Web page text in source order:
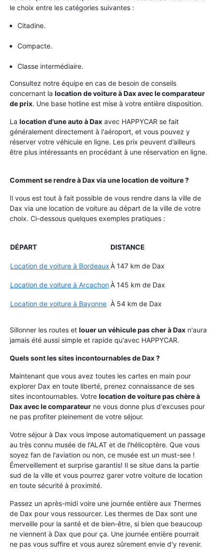
le choix entre les catégories suivantes :
Citadine.
Compacte.
Classe intermédiaire.
Consultez notre équipe en cas de besoin de conseils
concernant la location de voiture à Dax avec le comparateur
de prix. Une base hotline est mise à votre entière disposition.
La location d'une auto à Dax avec HAPPYCAR se fait
généralement directement à l'aéroport, et vous pouvez y
réserver votre véhicule en ligne. Les prix peuvent d’ailleurs
être plus intéressants en procédant à une réservation en ligne.
Comment se rendre à Dax via une location de voiture ?
Il vous est tout à fait possible de vous rendre dans la ville de
Dax via une location de voiture au départ de la ville de votre
choix. Ci-dessous quelques exemples pratiques :
DÉPART DISTANCE
Location de voiture à BordeauxÀ 147 km de Dax
Location de voiture à ArcachonÀ 145 km de Dax
Location de voiture à Bayonne À 54 km de Dax
Sillonner les routes et louer un véhicule pas cher à Dax n'aura
jamais été aussi simple et rapide qu'avec HAPPYCAR.
Quels sont les sites incontournables de Dax ?
Maintenant que vous avez toutes les cartes en main pour
explorer Dax en toute liberté, prenez connaissance de ses
sites incontournables. Votre location de voiture pas chère à
Dax avec le comparateur ne vous donne plus d'excuses pour
ne pas profiter pleinement de votre séjour.
Votre séjour à Dax vous impose automatiquement un passage
au très connu musée de l'ALAT et de l'hélicoptère. Que vous
soyez fan de l'aviation ou non, ce musée est un must-see !
Émerveillement et surprise garantis! Il se situe dans la partie
sud de la ville et vous pourrez garer votre voiture de location
en toute sécurité à proximité.
Passez un après-midi voire une journée entière aux Thermes
de Dax pour vous ressourcer. Les thermes de Dax sont une
merveille pour la santé et de bien-être, si bien que beaucoup
ne viennent à Dax que pour ça. Une journée entière pourrait
ne pas vous suffire et vous aurez sûrement envie d'y revenir.